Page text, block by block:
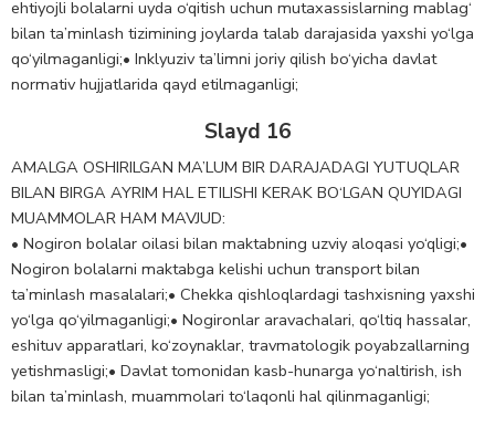
ehtiyojli bolalarni uyda o‘qitish uchun mutaxassislarning mablag‘
bilan ta’minlash tizimining joylarda talab darajasida yaxshi yo‘lga
qo‘yilmaganligi;• Inklyuziv ta’limni joriy qilish bo‘yicha davlat
normativ hujjatlarida qayd etilmaganligi;
Slayd 16
AMALGA OSHIRILGAN MA’LUM BIR DARAJADAGI YUTUQLAR
BILAN BIRGA AYRIM HAL ETILISHI KERAK BO‘LGAN QUYIDAGI
MUAMMOLAR HAM MAVJUD:
• Nogiron bolalar oilasi bilan maktabning uzviy aloqasi yo‘qligi;•
Nogiron bolalarni maktabga kelishi uchun transport bilan
ta’minlash masalalari;• Chekka qishloqlardagi tashxisning yaxshi
yo‘lga qo‘yilmaganligi;• Nogironlar aravachalari, qo‘ltiq hassalar,
eshituv apparatlari, ko‘zoynaklar, travmatologik poyabzallarning
yetishmasligi;• Davlat tomonidan kasb-hunarga yo‘naltirish, ish
bilan ta’minlash, muammolari to‘laqonli hal qilinmaganligi;